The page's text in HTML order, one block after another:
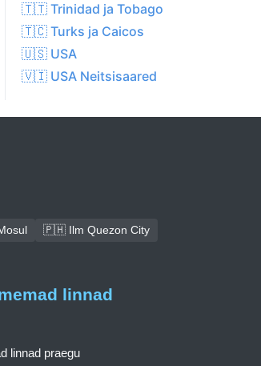
🇹🇹 Trinidad ja Tobago
🇹🇨 Turks ja Caicos
🇺🇸 USA
🇻🇮 USA Neitsisaared
🇵🇭 Ilm Quezon City
linnad
linnad praegu